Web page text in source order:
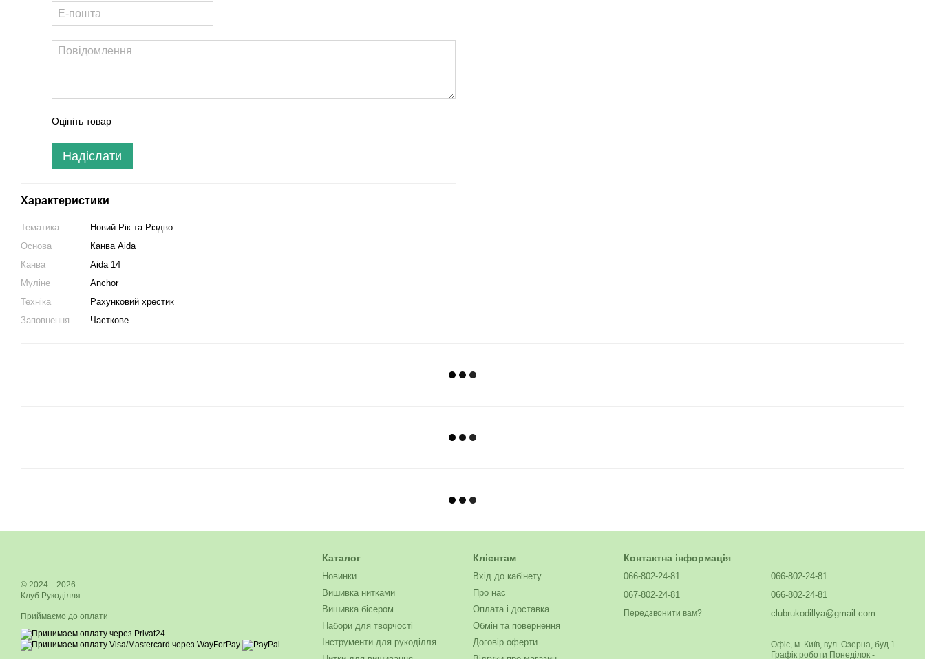
Оцініть товар
Надіслати
Характеристики
Тематика
Новий Рік та Різдво
Основа
Канва Aida
Канва
Aida 14
Муліне
Anchor
Техніка
Рахунковий хрестик
Заповнення
Часткове
© 2024—2026
Клуб Рукоділля
Приймаємо до оплати
Каталог
Новинки
Вишивка нитками
Вишивка бісером
Набори для творчості
Інструменти для рукоділля
Клієнтам
Вхід до кабінету
Про нас
Оплата і доставка
Обмін та повернення
Договір оферти
Контактна інформація
066-802-24-81
067-802-24-81
Передзвонити вам?
066-802-24-81
066-802-24-81
clubrukodillya@gmail.com
Офіс, м. Київ, вул. Озерна, буд 1
Графік роботи Понеділок -